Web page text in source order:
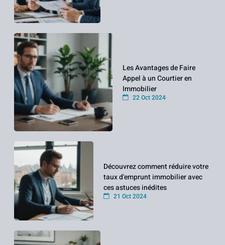
Les Avantages de Faire
Appel à un Courtier en
Immobilier
22 Oct 2024
Découvrez comment réduire votre
taux d'emprunt immobilier avec
ces astuces inédites
21 Oct 2024